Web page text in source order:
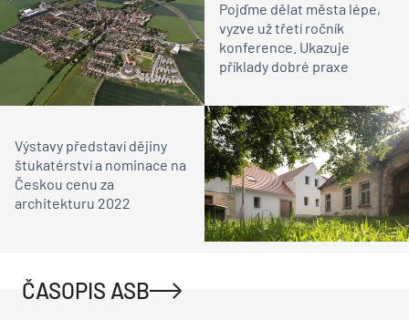
Pojďme dělat města lépe,
vyzve už třetí ročník
konference. Ukazuje
příklady dobré praxe
Výstavy představí dějiny
štukatérství a nominace na
Českou cenu za
architekturu 2022
ČASOPIS ASB